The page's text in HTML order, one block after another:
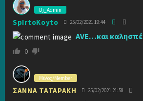
Dj_Admin
SpIrtoKoyto 25/02/2021 19:44
AVE…και
0
Μέλος/Member
ΣΑΝΝΑ ΤΑΤΑΡΑΚΗ 25/02/2021 21:58